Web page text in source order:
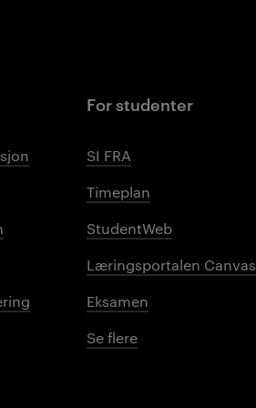
For studenter
SI FRA
Timeplan
StudentWeb
Læringsportalen Canvas
Eksamen
Se flere